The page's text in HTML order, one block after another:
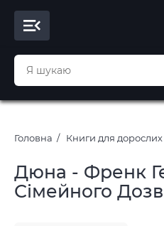
Головна Книги для дорослих
Дюна - Френк
Сімейного